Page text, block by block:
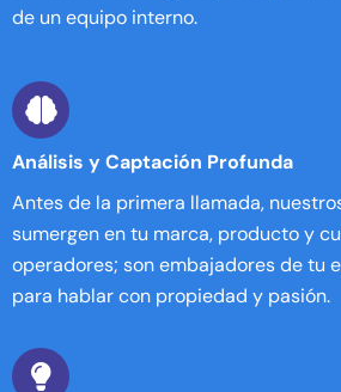
de un equipo interno.
Análisis y Captación Profunda
Antes de la primera llamada,
sumergen en tu marca, producto y
operadores; son embajadores de tu
para hablar con propiedad y pasión.